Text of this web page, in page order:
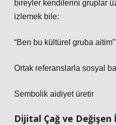
bireyler kendilerini gruplar
izlemek bile:
“Ben bu kültürel gruba
Ortak referanslarla sosyal
Sembolik aidiyet üretir
Dijital Çağ ve Değişen